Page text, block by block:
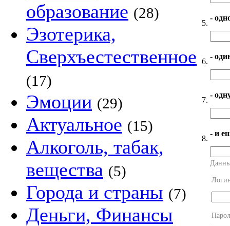
образование (28)
Эзотерика,
Сверхъестественное
(17)
Эмоции (29)
Актуальное (15)
Алкоголь, табак,
вещества (5)
Города и страны (7)
Деньги, Финансы
5.
-
6.
-
7.
-
8.
- и